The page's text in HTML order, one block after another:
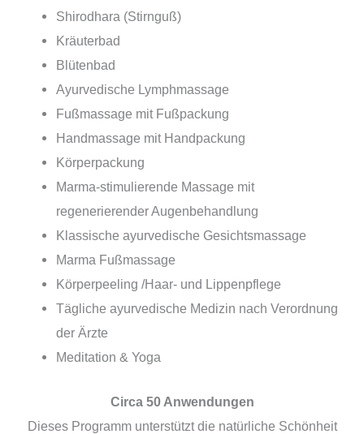
Shirodhara (Stirnguß)
Kräuterbad
Blütenbad
Ayurvedische Lymphmassage
Fußmassage mit Fußpackung
Handmassage mit Handpackung
Körperpackung
Marma-stimulierende Massage mit
regenerierender Augenbehandlung
Klassische ayurvedische Gesichtsmassage
Marma Fußmassage
Körperpeeling /Haar- und Lippenpflege
Tägliche ayurvedische Medizin nach Verordnung
der Ärzte
Meditation & Yoga
Circa 50 Anwendungen
Dieses Programm unterstützt die natürliche Schönheit